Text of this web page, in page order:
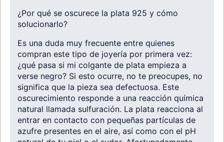
¿Por qué se oscurece la plata 925 y cómo
solucionarlo?
Es una duda muy frecuente entre quienes
compran este tipo de joyería por primera vez:
¿qué pasa si mi colgante de plata empieza a
verse negro? Si esto ocurre, no te preocupes, no
significa que la pieza sea defectuosa. Este
oscurecimiento responde a una reacción química
natural llamada sulfuración. La plata reacciona al
entrar en contacto con pequeñas partículas de
azufre presentes en el aire, así como con el pH